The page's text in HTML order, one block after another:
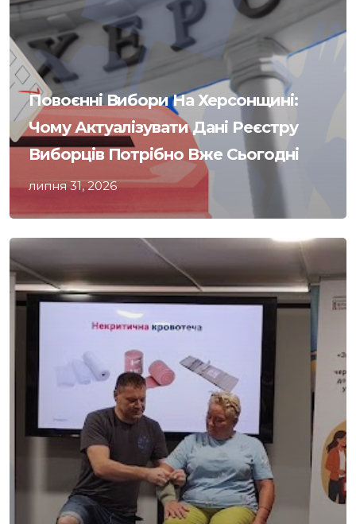
Повоєнні Вибори На Херсонщині:
Чому Актуалізувати Дані Реєстру
Виборців Потрібно Вже Сьогодні
липня 31, 2026